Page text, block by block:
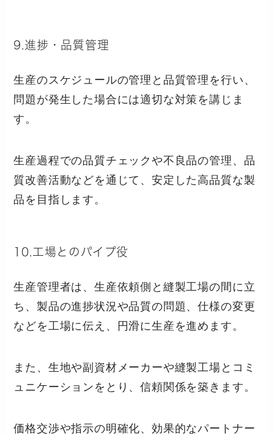
9.進捗・品質管理
生産のスケジュールの管理と品質管理を行い、
問題が発生した場合には適切な対策を講じま
す。
生産過程での品質チェックや不良品の管理、品
質改善活動などを通じて、安定した高品質な製
品を目指します。
10.工場とのパイプ役
生産管理者は、生産依頼側と縫製工場の間に立
ち、製品の進捗状況や品質の問題、仕様の変更
などを工場に伝え、円滑に生産を進めます。
また、生地や副資材メーカーや縫製工場とコミ
ュニケーションをとり、信頼関係を築きます。
価格交渉や指示の明確化、効果的なパートナー